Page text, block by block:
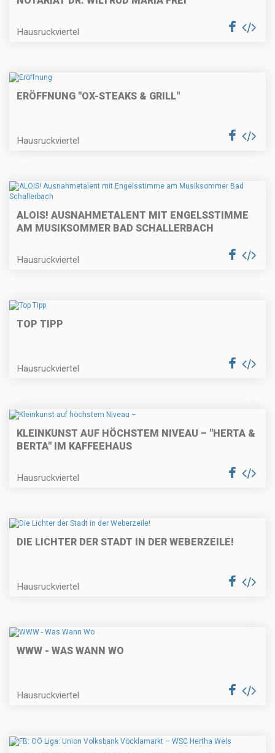
Hausruckviertel
ERÖFFNUNG "OX-STEAKS & GRILL"
Hausruckviertel
ALOIS! AUSNAHMETALENT MIT ENGELSSTIMME
AM MUSIKSOMMER BAD SCHALLERBACH
Hausruckviertel
TOP TIPP
Hausruckviertel
KLEINKUNST AUF HÖCHSTEM NIVEAU – "HERTA &
BERTA" IM KAFFEEHAUS
Hausruckviertel
DIE LICHTER DER STADT IN DER WEBERZEILE!
Hausruckviertel
WWW - WAS WANN WO
Hausruckviertel